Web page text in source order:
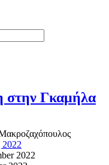
στην Γκαμήλα
2022
2022